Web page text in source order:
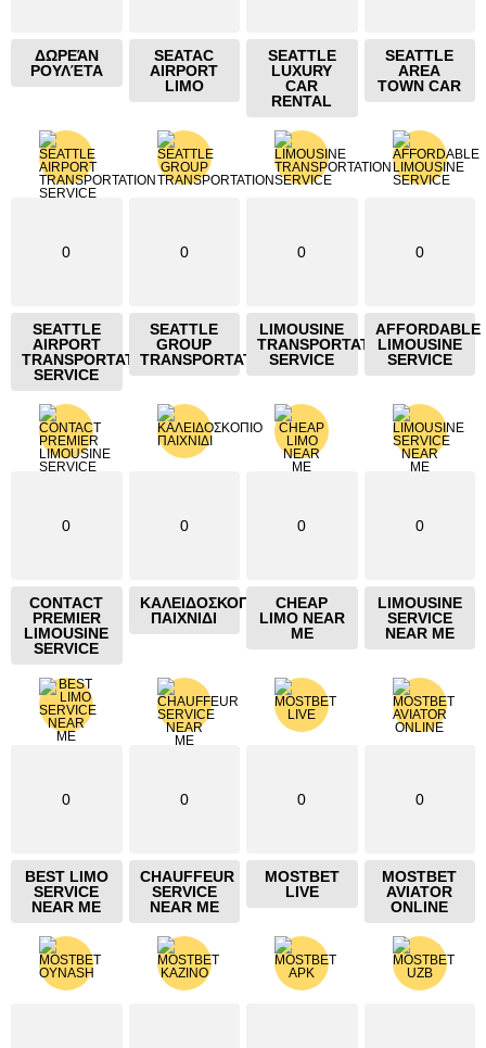
ΔΩΡΕΆΝ
ΡΟΥΛΈΤΑ
SEATAC
AIRPORT
LIMO
SEATTLE
LUXURY
CAR
RENTAL
SEATTLE
AREA
TOWN CAR
0
SEATTLE
AIRPORT
TRANSPORTATION
SERVICE
0
SEATTLE
GROUP
TRANSPORTATION
0
LIMOUSINE
TRANSPORTATION
SERVICE
0
AFFORDABLE
LIMOUSINE
SERVICE
0
CONTACT
PREMIER
LIMOUSINE
SERVICE
0
ΚΑΛΕΙΔΟΣΚΟΠΙΟ
ΠΑΙΧΝΙΔΙ
0
CHEAP
LIMO NEAR
ME
0
LIMOUSINE
SERVICE
NEAR ME
0
BEST LIMO
SERVICE
NEAR ME
0
CHAUFFEUR
SERVICE
NEAR ME
0
MOSTBET
LIVE
0
MOSTBET
AVIATOR
ONLINE